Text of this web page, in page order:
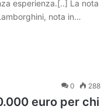
esperienza.[..] La nota
nota in…
0 288
euro per chi